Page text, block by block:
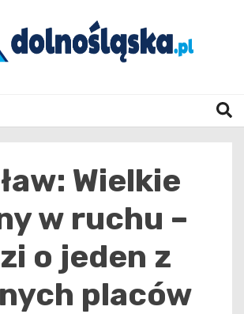
Wielkie
w ruchu –
o jeden z
placów